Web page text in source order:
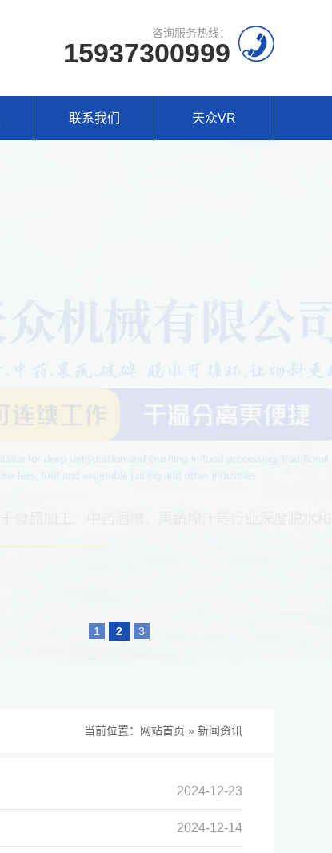
咨询服务热线：
15937300999
联系我们 天众VR
1 2 3
当前位置： 网站首页 » 新闻资讯
2024-12-23
2024-12-14